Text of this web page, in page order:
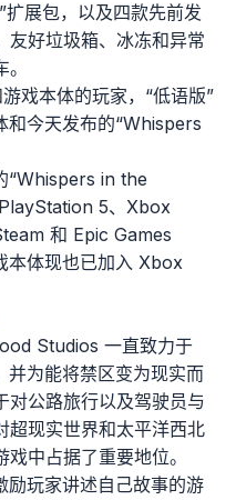
展包，以及四款先前发
友好垃圾箱、冰冻和异常
戏本体的玩家，“低语版”
今天发布的“Whispers
“Whispers in the
5、Xbox
和 Epic Games
体现也已加入 Xbox
Studios 一直致力于
并为能将禁区变为现实而
对公路旅行以及驾驶员与
超现实世界和太平洋西北
中占据了重要地位。
玩家讲述自己故事的游